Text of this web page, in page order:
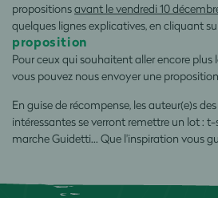
propositionsavant le vendredi 10
quelques lignes explicatives, en cliquant
proposition
Pour ceux qui souhaitent aller encore plus
vous pouvez nous envoyer une
En guise de récompense, les auteur(e)s
intéressantes se verront remettre un lot : t-
marche Guidetti… Que l'inspiration vous